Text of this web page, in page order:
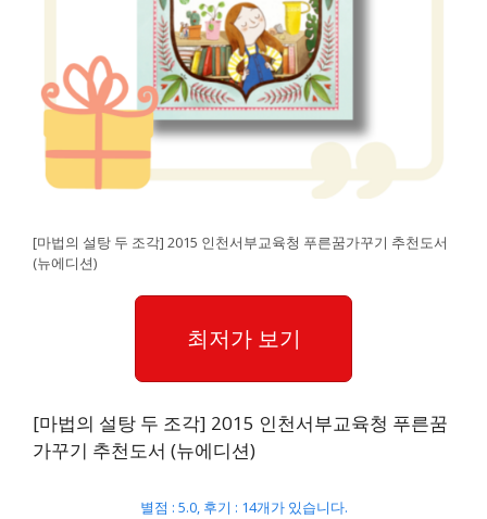
[마법의 설탕 두 조각] 2015 인천서부교육청 푸른꿈가꾸기 추천도서
(뉴에디션)
최저가 보기
[마법의 설탕 두 조각] 2015 인천서부교육청 푸른꿈
가꾸기 추천도서 (뉴에디션)
별점 : 5.0, 후기 : 14개가 있습니다.